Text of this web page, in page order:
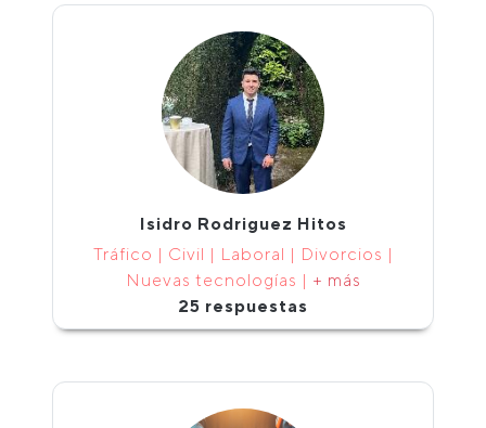
Isidro Rodriguez Hitos
Tráfico | Civil | Laboral | Divorcios |
Nuevas tecnologías | + más
25 respuestas